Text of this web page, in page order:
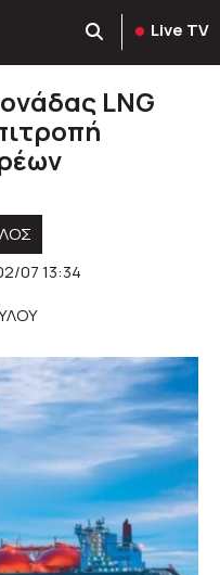
Live TV
LNG
07 13:34